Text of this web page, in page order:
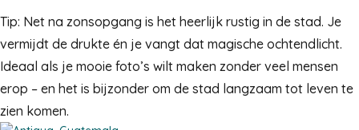
Tip: Net na zonsopgang is het heerlijk rustig in de stad. Je
vermijdt de drukte én je vangt dat magische ochtendlicht.
Ideaal als je mooie foto’s wilt maken zonder veel mensen
erop – en het is bijzonder om de stad langzaam tot leven te
zien komen.